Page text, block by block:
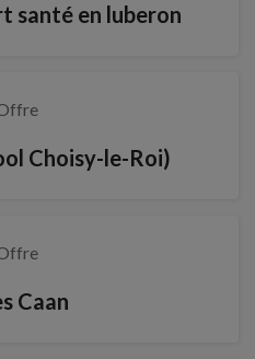
santé en luberon
Choisy-le-Roi)
Caan